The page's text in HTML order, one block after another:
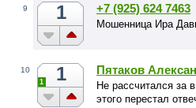
9 1 +7 (925) 624 7463
Мошенница Ира
10 1
1
Пятаков
Не рассчитался за
этого перестал